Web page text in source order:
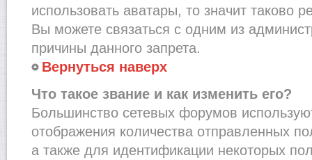
использовать аватары, то значит таково
Вы можете связаться с одним из
причины данного запрета.
Вернуться наверх
Что такое звание и как изменить его?
Большинство сетевых форумов
отображения количества отправленных
а также для идентификации некоторых